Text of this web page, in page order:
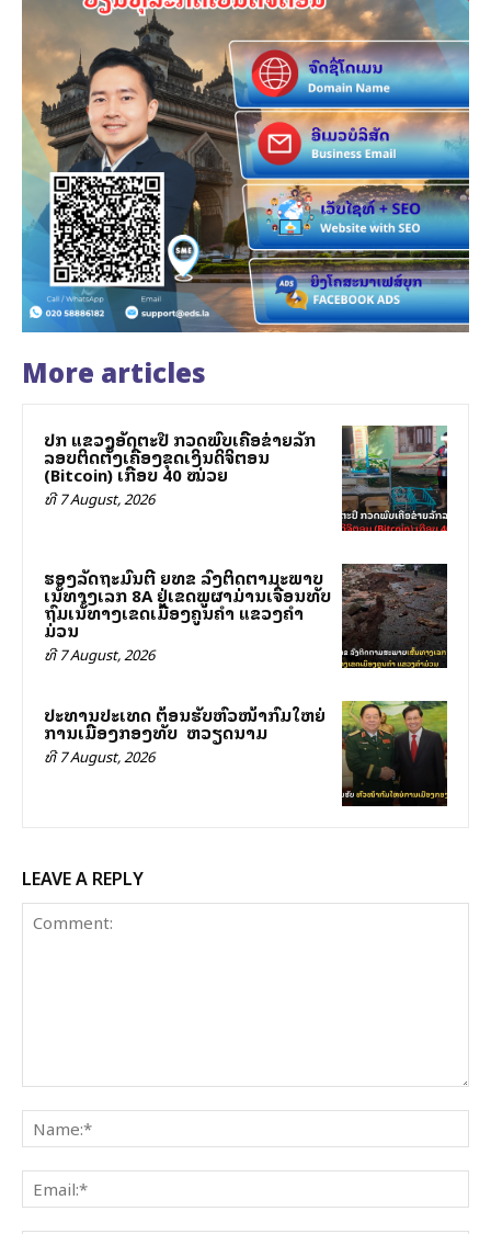
More articles
ປກສ ແຂວງອັດຕະປື ກວດພົບເຄືອຂ່າຍລັກ
ລອບຕິດຕັ້ງເຄື່ອງຂຸດເງິນດິຈິຕອນ
(Bitcoin) ເກືອບ 40 ໝ່ວຍ
ທີ 7 August, 2026
ຮອງລັດຖະມົນຕີ ຍທຂ ລົງຕິດຕາມສະພາບ
ເສັ້ນທາງເລກ 8A ຢູ່ເຂດພູຜາມ່ານເຈື່ອນທັບ
ຖົມເສັ້ນທາງເຂດເມືອງຄູນຄໍາ ແຂວງຄໍາ
ມ່ວນ
ທີ 7 August, 2026
ປະທານປະເທດ ຕ້ອນຮັບຫົວໜ້າກົມໃຫຍ່
ການເມືອງກອງທັບ ສສ ຫວຽດນາມ
ທີ 7 August, 2026
LEAVE A REPLY